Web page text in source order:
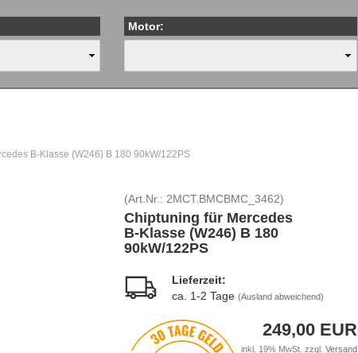
Motor:
B-Klasse (W246) B 180 90kW/122PS
(Art.Nr.: 2MCT.BMCBMC_3462)
Chiptuning für Mercedes
B-Klasse (W246) B 180
90kW/122PS
Lieferzeit:
ca. 1-2 Tage (Ausland abweichend)
249,00 EUR
inkl. 19% MwSt. zzgl. Versand